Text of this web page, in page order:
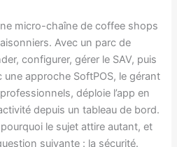
micro-chaîne de coffee shops
Avec un parc de
configurer, gérer le SAV, puis
approche SoftPOS, le gérant
déploie l’app en
depuis un tableau de bord.
le sujet attire autant, et
suivante : la sécurité.